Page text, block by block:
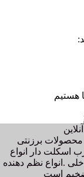
هستیم
محصولات برزنتی
اسکلت دار انواع
.انواع نظم دهنده
ضخیم است